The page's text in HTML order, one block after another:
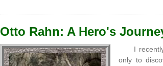
Otto Rahn: A Hero's
I
only to